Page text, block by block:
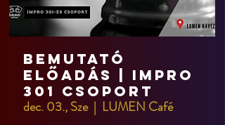
Bemutató
előadás | Impro
301 csoport
dec. 03., Sze
  |
LUMEN Café